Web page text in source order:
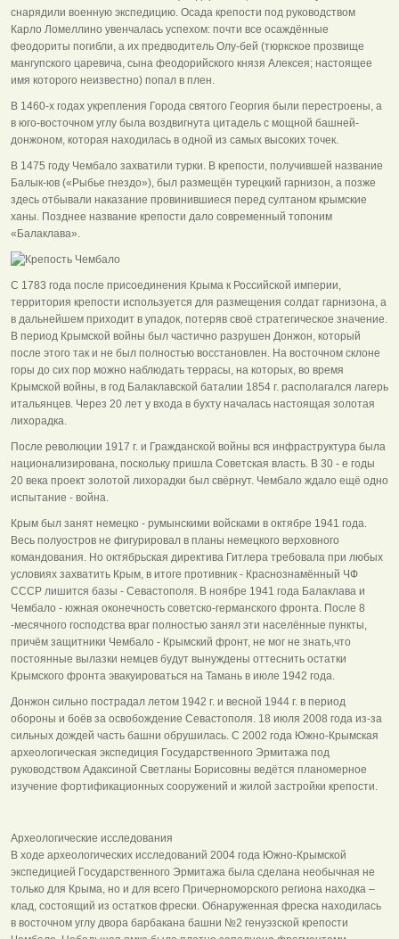
снарядили военную экспедицию. Осада крепости под руководством
Карло Ломеллино увенчалась успехом: почти все осаждённые
феодориты погибли, а их предводитель Олу-бей (тюркское прозвище
мангупского царевича, сына феодорийского князя Алексея; настоящее
имя которого неизвестно) попал в плен.
В 1460-х годах укрепления Города святого Георгия были перестроены, а
в юго-восточном углу была воздвигнута цитадель с мощной башней-
донжоном, которая находилась в одной из самых высоких точек.
В 1475 году Чембало захватили турки. В крепости, получившей название
Балык-юв («Рыбье гнездо»), был размещён турецкий гарнизон, а позже
здесь отбывали наказание провинившиеся перед султаном крымские
ханы. Позднее название крепости дало современный топоним
«Балаклава».
С 1783 года после присоединения Крыма к Российской империи,
территория крепости используется для размещения солдат гарнизона, а
в дальнейшем приходит в упадок, потеряв своё стратегическое значение.
В период Крымской войны был частично разрушен Донжон, который
после этого так и не был полностью восстановлен. На восточном склоне
горы до сих пор можно наблюдать террасы, на которых, во время
Крымской войны, в год Балаклавской баталии 1854 г. располагался лагерь
итальянцев. Через 20 лет у входа в бухту началась настоящая золотая
лихорадка.
После революции 1917 г. и Гражданской войны вся инфраструктура была
национализирована, поскольку пришла Советская власть. В 30 - е годы
20 века проект золотой лихорадки был свёрнут. Чембало ждало ещё одно
испытание - война.
Крым был занят немецко - румынскими войсками в октябре 1941 года.
Весь полуостров не фигурировал в планы немецкого верховного
командования. Но октябрьская директива Гитлера требовала при любых
условиях захватить Крым, в итоге противник - Краснознамённый ЧФ
СССР лишится базы - Севастополя. В ноябре 1941 года Балаклава и
Чембало - южная оконечность советско-германского фронта. После 8
-месячного господства враг полностью занял эти населённые пункты,
причём защитники Чембало - Крымский фронт, не мог не знать,что
постоянные вылазки немцев будут вынуждены оттеснить остатки
Крымского фронта эвакуироваться на Тамань в июле 1942 года.
Донжон сильно пострадал летом 1942 г. и весной 1944 г. в период
обороны и боёв за освобождение Севастополя. 18 июля 2008 года из-за
сильных дождей часть башни обрушилась. С 2002 года Южно-Крымская
археологическая экспедиция Государственного Эрмитажа под
руководством Адаксиной Светланы Борисовны ведётся планомерное
изучение фортификационных сооружений и жилой застройки крепости.
Археологические исследования
В ходе археологических исследований 2004 года Южно-Крымской
экспедицией Государственного Эрмитажа была сделана необычная не
только для Крыма, но и для всего Причерноморского региона находка –
клад, состоящий из остатков фрески. Обнаруженная фреска находилась
в восточном углу двора барбакана башни №2 генуэзской крепости